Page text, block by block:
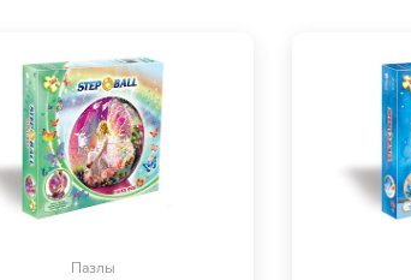
Пазлы